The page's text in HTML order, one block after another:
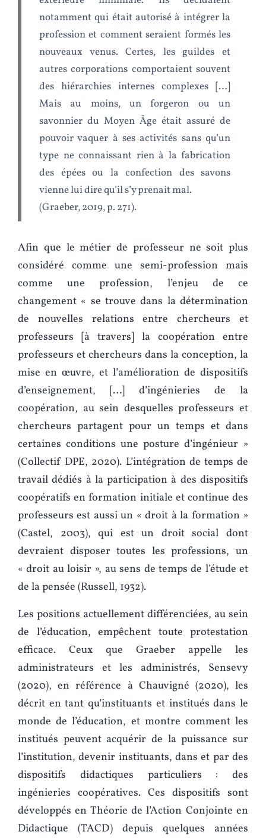
notamment qui était autorisé à intégrer la
profession et comment seraient formés les
nouveaux venus. Certes, les guildes et
autres corporations comportaient souvent
des hiérarchies internes complexes […]
Mais au moins, un forgeron ou un
savonnier du Moyen Âge était assuré de
pouvoir vaquer à ses activités sans qu’un
type ne connaissant rien à la fabrication
des épées ou la confection des savons
vienne lui dire qu’il s’y prenait mal.
(Graeber, 2019, p. 271).
Afin que le métier de professeur ne soit plus
considéré comme une semi-profession mais
comme une profession, l’enjeu de ce
changement « se trouve dans la détermination
de nouvelles relations entre chercheurs et
professeurs [à travers] la coopération entre
professeurs et chercheurs dans la conception, la
mise en œuvre, et l’amélioration de dispositifs
d’enseignement, […] d’ingénieries de la
coopération, au sein desquelles professeurs et
chercheurs partagent pour un temps et dans
certaines conditions une posture d’ingénieur »
(Collectif DPE, 2020). L’intégration de temps de
travail dédiés à la participation à des dispositifs
coopératifs en formation initiale et continue des
professeurs est aussi un « droit à la formation »
(Castel, 2003), qui est un droit social dont
devraient disposer toutes les professions, un
« droit au loisir », au sens de temps de l’étude et
de la pensée (Russell, 1932).
Les positions actuellement différenciées, au sein
de l’éducation, empêchent toute protestation
efficace. Ceux que Graeber appelle les
administrateurs et les administrés, Sensevy
(2020), en référence à Chauvigné (2020), les
décrit en tant qu’instituants et institués dans le
monde de l’éducation, et montre comment les
institués peuvent acquérir de la puissance sur
l’institution, devenir instituants, dans et par des
dispositifs didactiques particuliers : des
ingénieries coopératives. Ces dispositifs sont
développés en Théorie de l’Action Conjointe en
Didactique (TACD) depuis quelques années